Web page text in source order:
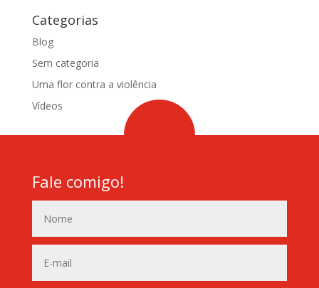
Categorias
Blog
Sem categoria
Uma flor contra a violência
Vídeos
Fale comigo!